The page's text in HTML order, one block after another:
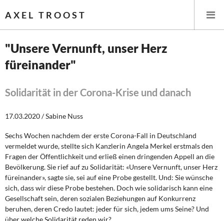
AXEL TROOST
Startseite
Themen
Memo-Gruppe
Institut Solidarische Moderne
Rosa-Luxemburg-Stiftung
Über mich
Kontakt
"Unsere Vernunft, unser Herz
füreinander"
Solidarität in der Corona-Krise und danach
17.03.2020 / Sabine Nuss
Sechs Wochen nachdem der erste Corona-Fall in Deutschland
vermeldet wurde, stellte sich Kanzlerin Angela Merkel erstmals den
Fragen der Öffentlichkeit und erließ einen dringenden Appell an die
Bevölkerung. Sie rief auf zu Solidarität: «Unsere Vernunft, unser Herz
füreinander», sagte sie, sei auf eine Probe gestellt. Und: Sie wünsche
sich, dass wir diese Probe bestehen. Doch wie solidarisch kann eine
Gesellschaft sein, deren sozialen Beziehungen auf Konkurrenz
beruhen, deren Credo lautet: jeder für sich, jedem ums Seine? Und
über welche Solidarität reden wir?